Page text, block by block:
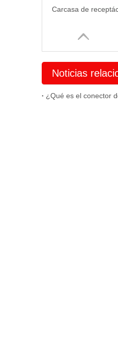
Noticias
¿Qué es el conector